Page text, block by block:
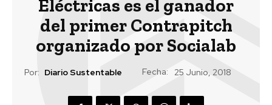
Eléctricas es el ganador
del primer Contrapitch
organizado por Socialab
Por: Diario Sustentable Fecha: 25 Junio, 2018